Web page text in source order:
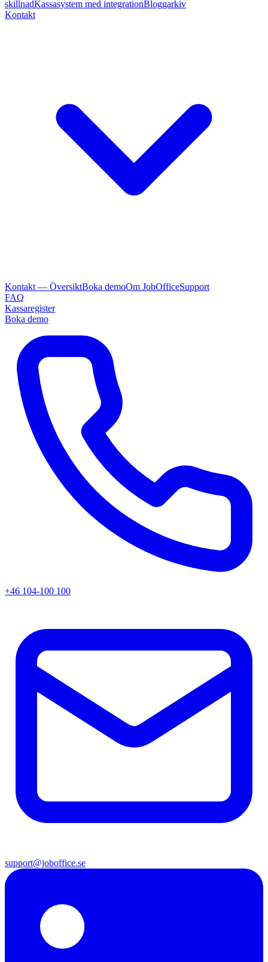
skillnadKassasystem med integrationBloggarkiv
Kontakt
Kontakt — ÖversiktBoka demoOm JobOfficeSupport
FAQ
Kassaregister
Boka demo
+46 104-100 100
support@joboffice.se